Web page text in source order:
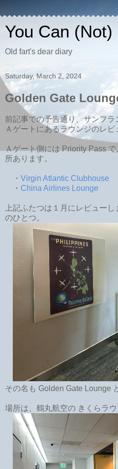
You Can
Old fart's dear diary
Saturday, March 2, 2024
Golden Gate
前記事での予告通り、サンフ
Ａゲートにあるラウンジのレビ
Ａゲート側には Priority Pass
所あります。
・ Virgin Atlantic Clubhouse
・ China Airlines Lounge
上記ふたつは１月にレビュー
のひとつ。
その名も Golden Gate Lounge
場所は、鶴丸航空の きくらラ